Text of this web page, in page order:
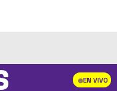
EN VIVO